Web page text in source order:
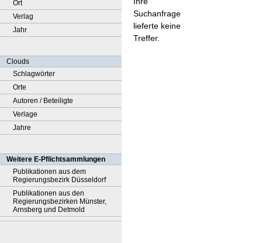
Ort
Verlag
Jahr
Clouds
Schlagwörter
Orte
Autoren / Beteiligte
Verlage
Jahre
Weitere E-Pflichtsammlungen
Publikationen aus dem
Regierungsbezirk Düsseldorf
Publikationen aus den
Regierungsbezirken Münster,
Arnsberg und Detmold
Suchanfrage
lieferte keine
Treffer.